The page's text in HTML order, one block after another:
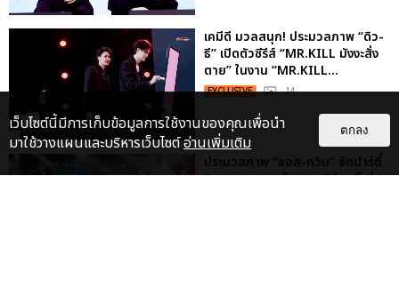
เคมีดี มวลสนุก! ประมวลภาพ “ดิว-
ธี” เปิดตัวซีรีส์ “MR.KILL มังงะสั่ง
ตาย” ในงาน “MR.KILL...
EXCLUSIVE : 14
ประมวลภาพ “จอส-กวิน” จัดปาร์ตี้
ริมหาดสุดฮอต ในคอนเสิร์ตครั้งยิ่ง
เว็บไซต์นี้มีการเก็บข้อมูลการใช้งานของคุณเพื่อนำ
มาใช้วางแผนและบริหารเว็บไซต์อ่านเพิ่มเติม
ตกลง